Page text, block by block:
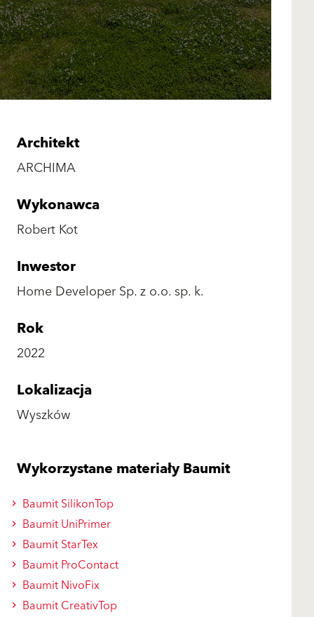
Architekt
ARCHIMA
Wykonawca
Robert Kot
Inwestor
Home Developer Sp. z o.o. sp. k.
Rok
2022
Lokalizacja
Wyszków
Wykorzystane materiały Baumit
Baumit SilikonTop
Baumit UniPrimer
Baumit StarTex
Baumit ProContact
Baumit NivoFix
Baumit CreativTop